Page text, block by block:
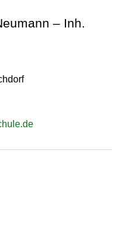
– Inh.